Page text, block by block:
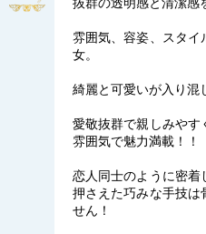
雰囲気、容姿、スタイ
女。
綺麗と可愛いが入り混
愛敬抜群で親しみや
雰囲気で魅力満載！！
恋人同士のように密着
押さえた巧みな手技は
せん！